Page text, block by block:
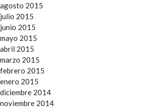
agosto 2015
julio 2015
junio 2015
mayo 2015
abril 2015
marzo 2015
febrero 2015
enero 2015
diciembre 2014
noviembre 2014